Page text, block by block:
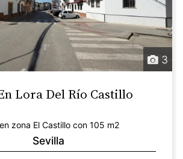
3
Lora Del Río Castillo
zona El Castillo con 105 m2
Sevilla